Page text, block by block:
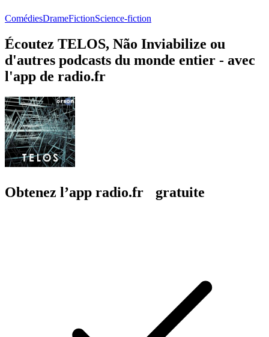
ComédiesDrameFictionScience-fiction
Écoutez TELOS, Não Inviabilize ou
d'autres podcasts du monde entier - avec
l'app de radio.fr
Obtenez l’app radio.fr gratuite